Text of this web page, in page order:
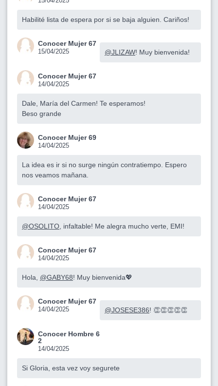
Habilité lista de espera por si se baja alguien. Cariños!
Conocer Mujer 67
15/04/2025 @JLIZAW! Muy bienvenida!
Conocer Mujer 67
14/04/2025
Dale, María del Carmen! Te esperamos!
Beso grande
Conocer Mujer 69
14/04/2025
La idea es ir si no surge ningún contratiempo. Espero
nos veamos mañana.
Conocer Mujer 67
14/04/2025
@OSOLITO , infaltable! Me alegra mucho verte, EMI!
Conocer Mujer 67
14/04/2025
Hola, @GABY68! Muy bienvenida💖
Conocer Mujer 67
14/04/2025 @JOSESE386! 👏👏👏👏👏
Conocer Hombre 6
2
14/04/2025
Si Gloria, esta vez voy segurete